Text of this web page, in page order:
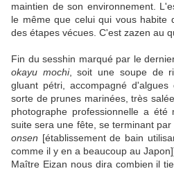
maintien de son environnement.
le même que celui qui vous habite
des étapes vécues. C'est zazen au
Fin du sesshin marqué par le
okayu mochi, soit une soupe de
gluant pétri, accompagné
sorte de prunes marinées, très
photographe professionnelle a été
suite sera une fête, se terminant
onsen [établissement de bain
comme il y en a beaucoup au
Maître Eizan nous dira combien il